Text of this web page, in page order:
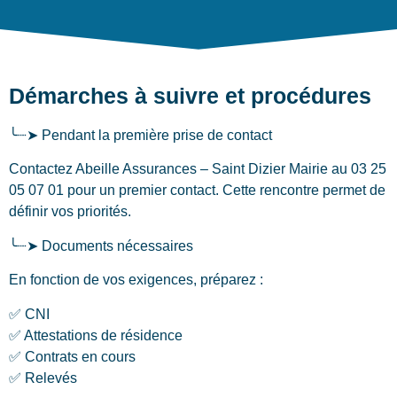
Démarches à suivre et procédures
╰┈➤ Pendant la première prise de contact
Contactez Abeille Assurances – Saint Dizier Mairie au 03 25
05 07 01 pour un premier contact. Cette rencontre permet de
définir vos priorités.
╰┈➤ Documents nécessaires
En fonction de vos exigences, préparez :
✅ CNI
✅ Attestations de résidence
✅ Contrats en cours
✅ Relevés